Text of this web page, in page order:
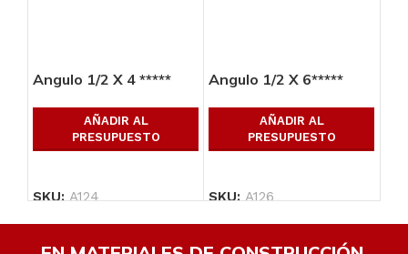
Angulo 1/2 X 4 *****
AÑADIR AL
PRESUPUESTO
SKU:A124
Angulo 1/2 X 6*****
AÑADIR AL
PRESUPUESTO
SKU:A126